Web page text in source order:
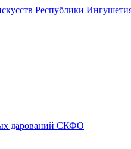
Республики
дарований СКФО